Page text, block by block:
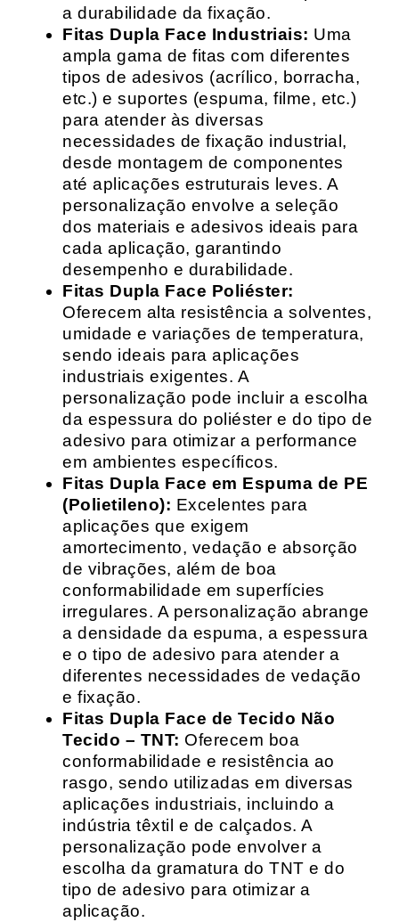
a durabilidade da fixação.
Fitas Dupla Face Industriais: Uma
ampla gama de fitas com diferentes
tipos de adesivos (acrílico, borracha,
etc.) e suportes (espuma, filme, etc.)
para atender às diversas
necessidades de fixação industrial,
desde montagem de componentes
até aplicações estruturais leves. A
personalização envolve a seleção
dos materiais e adesivos ideais para
cada aplicação, garantindo
desempenho e durabilidade.
Fitas Dupla Face Poliéster:
Oferecem alta resistência a solventes,
umidade e variações de temperatura,
sendo ideais para aplicações
industriais exigentes. A
personalização pode incluir a escolha
da espessura do poliéster e do tipo de
adesivo para otimizar a performance
em ambientes específicos.
Fitas Dupla Face em Espuma de PE
(Polietileno): Excelentes para
aplicações que exigem
amortecimento, vedação e absorção
de vibrações, além de boa
conformabilidade em superfícies
irregulares. A personalização abrange
a densidade da espuma, a espessura
e o tipo de adesivo para atender a
diferentes necessidades de vedação
e fixação.
Fitas Dupla Face de Tecido Não
Tecido – TNT: Oferecem boa
conformabilidade e resistência ao
rasgo, sendo utilizadas em diversas
aplicações industriais, incluindo a
indústria têxtil e de calçados. A
personalização pode envolver a
escolha da gramatura do TNT e do
tipo de adesivo para otimizar a
aplicação.